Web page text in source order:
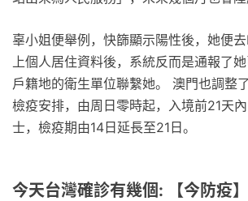
辜小姐便舉例，快篩顯示陽性後，她便
上個人居住資料後，系統反而是通報了
戶籍地的衛生單位聯繫她。 澳門也調整
檢疫安排，由周日零時起，入境前21天
士，檢疫期由14日延長至21日。
今天台灣確診有幾個: 【今防疫